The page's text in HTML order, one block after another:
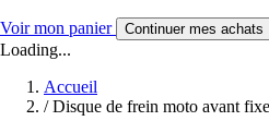
Voir mon panier Continuer mes achats
Loading...
Accueil
/ Disque de frein moto avant